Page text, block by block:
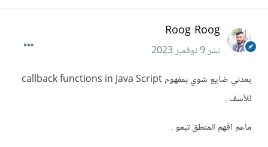
Roog Roog
نشر9 نوفمبر 2023
بعدني ضايع شوي بمفهوم callback functions in Java Script
للأسف .
ماعم افهم المنطق تبعو .